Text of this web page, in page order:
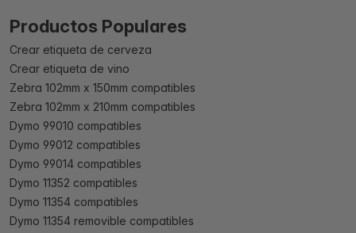
Productos Populares
Crear etiqueta de cerveza
Crear etiqueta de vino
Zebra 102mm x 150mm compatibles
Zebra 102mm x 210mm compatibles
Dymo 99010 compatibles
Dymo 99012 compatibles
Dymo 99014 compatibles
Dymo 11352 compatibles
Dymo 11354 compatibles
Dymo 11354 removible compatibles